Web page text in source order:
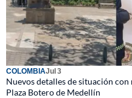
COLOMBIAJul 3
Nuevos detalles de situación
Plaza Botero de Medellín